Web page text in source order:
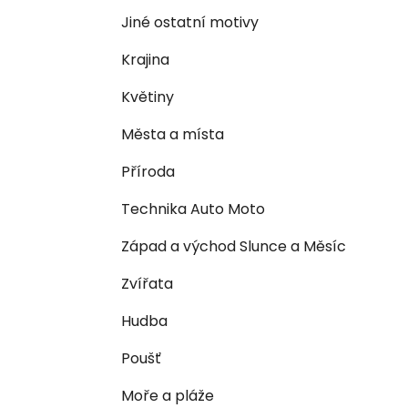
Jiné ostatní motivy
Krajina
Květiny
Města a místa
Příroda
Technika Auto Moto
Západ a východ Slunce a Měsíc
Zvířata
Hudba
Poušť
Moře a pláže